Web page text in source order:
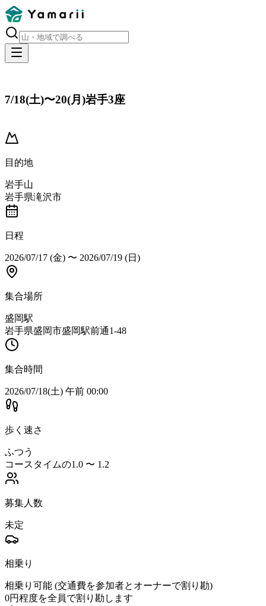
7/18(土)〜20(月)岩手3座
目的地
岩手山
岩手県滝沢市
日程
2026/07/17 (金) 〜 2026/07/19 (日)
集合場所
盛岡駅
岩手県盛岡市盛岡駅前通1-48
集合時間
2026/07/18(土) 午前 00:00
歩く速さ
ふつう
コースタイムの1.0 〜 1.2
募集人数
未定
相乗り
相乗り可能 (交通費を参加者とオーナーで割り勘)
0円程度を全員で割り勘します